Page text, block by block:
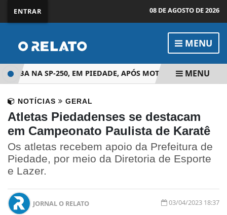
ENTRAR 08 DE AGOSTO DE 2026
MENU
NA SP-250, EM PIEDADE, APÓS MOTORISTA PERDER O
MENU
NOTÍCIAS GERAL
Atletas Piedadenses se destacam
em Campeonato Paulista de Karatê
Os atletas recebem apoio da Prefeitura de
Piedade, por meio da Diretoria de Esporte
e Lazer.
JORNAL O RELATO 03/04/2023 18:37